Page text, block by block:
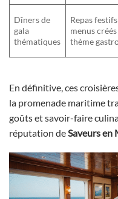
Dîners de
gala
thématiques
Repas
menus
thème
En définitive, ces
la promenade maritime
goûts et savoir-faire
réputation de Saveurs en